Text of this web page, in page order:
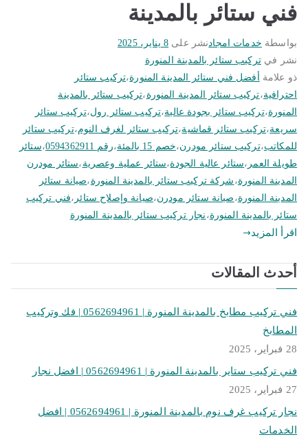
فني ستائر بالمدينة
بواسطة خدمات امجادنشر على 8 يناير، 2025
نشر فيتركيب ستائر بالمدينة المنورة
ذو علامة
أفضل فني ستائر المدينة المنورة،تركيب ستائر
احترافية،تركيب ستائر المدينة المنورة ،تركيب ستائر بالمدينة
المنورة،تركيب ستائر بجودة عالية،تركيب ستائر رول،تركيب ستائر
سريعة،تركيب ستائر قماشية،تركيب ستائر لغرف النوم،تركيب ستائر
للمكاتب،تركيب ستائر مودرن،خصم 15 بالمئة ،رقم 0594362911 ،ستائر
طويلة العمر ،ستائر عالية الجودة،ستائر عملية وعصرية ،ستائر مودرن
المدينة المنورة، شركة تركيب ستائر بالمدينة المنورة ،صيانة ستائر
المدينة المنورة، صيانة ستائر مودرن،صيانة وإصلاح ستائر ،فني تركيب
ستائر بالمدينة المنورة، نجار تركيب ستائر بالمدينة المنورة
اقرأ المزيد
أحدث المقالات
فني تركيب مطابخ بالمدينة المنورة | 0562694961 | فك وتركيب
المطابخ
28 فبراير، 2025
فني تركيب ستاير بالمدينة المنورة | 0562694961 | افضل نجار
27 فبراير، 2025
نجار تركيب غرف نوم بالمدينة المنورة | 0562694961 | افضل
الخدمات